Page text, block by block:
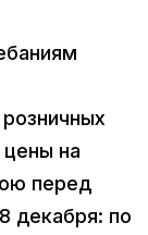
на
перед
декабря: по